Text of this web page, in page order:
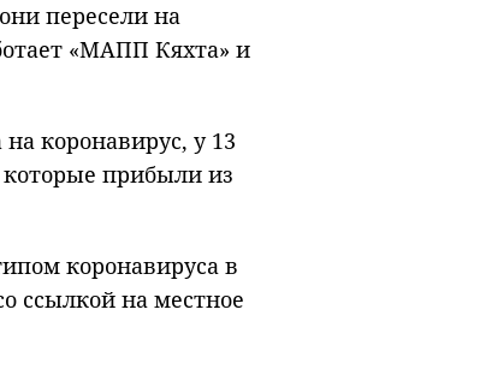
пересели на
«МАПП Кяхта» и
коронавирус, у 13
которые прибыли из
коронавируса в
ссылкой на местное